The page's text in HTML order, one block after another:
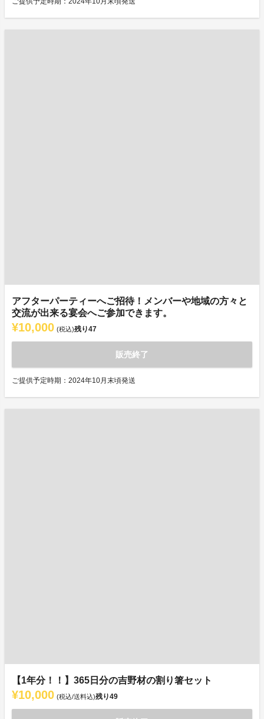
アフターパーティーへご招待！メンバーや地域の方々と
交流が出来る宴会へご参加できます。
¥10,000 (税込)残り47
販売終了
ご提供予定時期：2024年10月末頃発送
【1年分！！】365日分の吉野材の割り箸セット
¥10,000 (税込/送料込)残り49